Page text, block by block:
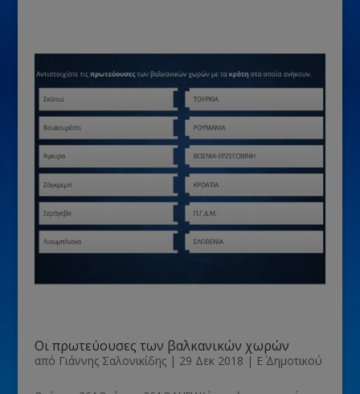
Οι πρωτεύουσες των βαλκανικών χωρών
από Γιάννης Σαλονικίδης| 29 Δεκ 2018 | Ε΄ Δημοτικού